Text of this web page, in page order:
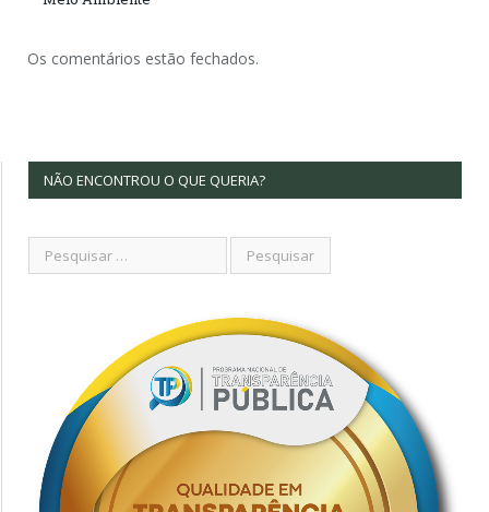
Os comentários estão fechados.
NÃO ENCONTROU O QUE QUERIA?